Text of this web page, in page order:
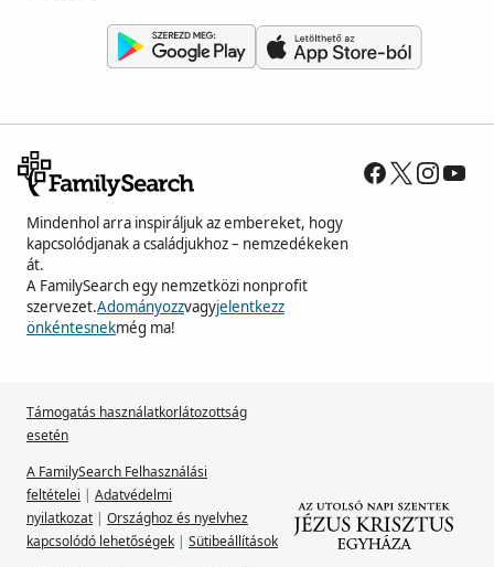
Mindenhol arra inspiráljuk az embereket, hogy
kapcsolódjanak a családjukhoz – nemzedékeken
át.
A FamilySearch egy nemzetközi nonprofit
szervezet.Adományozzvagyjelentkezz
önkéntesnekmég ma!
Támogatás használatkorlátozottság
esetén
A FamilySearch Felhasználási
feltételei | Adatvédelmi
nyilatkozat | Országhoz és nyelvhez
kapcsolódó lehetőségek | Sütibeállítások